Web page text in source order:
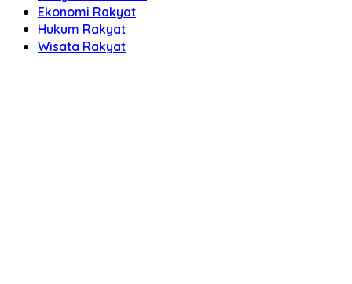
Ekonomi Rakyat
Hukum Rakyat
Wisata Rakyat